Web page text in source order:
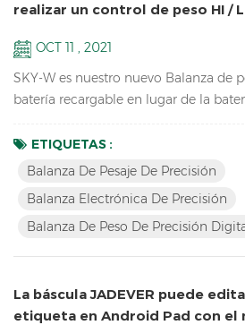
realizar un control de peso HI /
OCT 11 , 2021
SKY-W es nuestro nuevo Balanza de
batería recargable en lugar de la
RS232, relé, RTC, etc. Características
para equipos de laboratorio escolar
Batería y adaptador en modo dual
ETIQUETAS :
Balanza De Pesaje De Precisión
Balanza Electrónica De Precisión
Balanza De Peso De Precisión
La báscula JADEVER puede
etiqueta en Android Pad con el